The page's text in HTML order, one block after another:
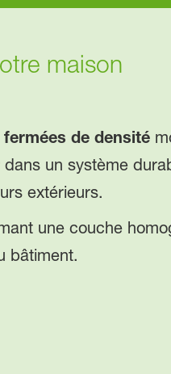
maison
fermées de densité
dans un système
extérieurs.
une couche
bâtiment.